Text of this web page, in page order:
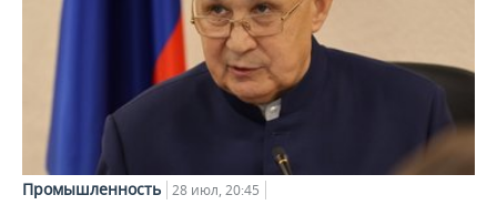
Промышленность 28 июл, 20:45